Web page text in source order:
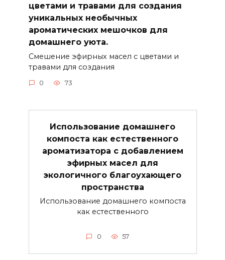
цветами и травами для создания
уникальных необычных
ароматических мешочков для
домашнего уюта.
Смешение эфирных масел с цветами и
травами для создания
0 73
Использование домашнего
компоста как естественного
ароматизатора с добавлением
эфирных масел для
экологичного благоухающего
пространства
Использование домашнего компоста
как естественного
0 57